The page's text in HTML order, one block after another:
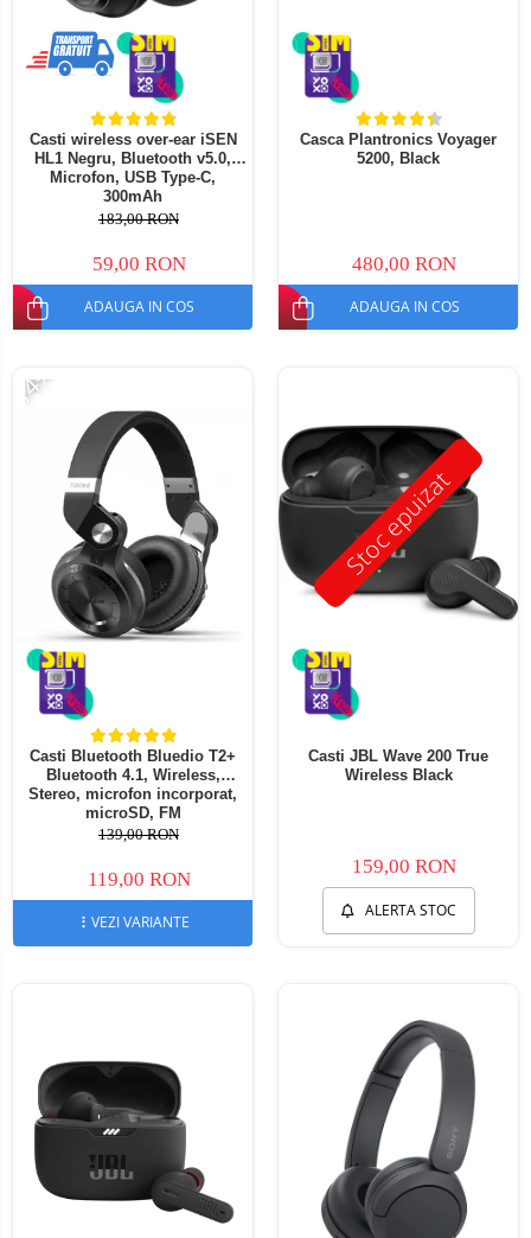
Telefoane mobile ALTE BRANDURI
Casti wireless over-ear iSEN
HL1 Negru, Bluetooth v5.0,
Microfon, USB Type-C,
300mAh
183,00 RON
59,00 RON
ADAUGA IN COS
Casca Plantronics Voyager
5200, Black
480,00 RON
ADAUGA IN COS
-14%
Casti Bluetooth Bluedio T2+
Bluetooth 4.1, Wireless,
Stereo, microfon incorporat,
microSD, FM
139,00 RON
119,00 RON
VEZI VARIANTE
Stoc epuizat
Casti JBL Wave 200 True
Wireless Black
159,00 RON
ALERTA STOC